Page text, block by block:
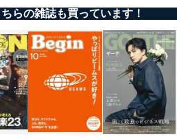
合は除きます。
財産の保護のために必要がある
同意を得ることが困難であると
児童の健全な育成の推進のため
であって、本人の同意を得るこ
公共団体またはその委託を受け
務を遂行することに対して協力
らの雑誌も買っています！